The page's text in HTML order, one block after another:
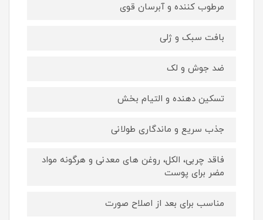
مرطوب کننده و آبرسان قوی
بافت سبک و ژلی
ضد جوش و لک
تسکین دهنده و التیام بخش
جذب سریع و ماندگاری طولانی
فاقد چربی، الکل، روغن های معدنی و هرگونه مواد
مضر برای پوست
مناسب برای بعد از اصلاح صورت